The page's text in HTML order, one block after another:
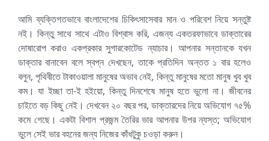
আমি ব্যক্তিগতভাবে বাংলাদেশের চিকিৎসাসেবার মান ও পরিবেশ নিয়ে সন্তুষ্ট
নই। কিন্তু সাথে সাথে এটাও বিশ্বাস করি, এজন্য একতরফাভাবে ডাক্তারের
দোষারোপ করাও একপ্রকার সুগারকোটেড ন্যাচার। আপনার সন্তানকে যখন
ডাক্তার বানাবেন বলে স্বপ্ন দেখছেন, তাকে প্রতিদিন অন্তত ১ বার হলেও
বলুন, পৃথিবীতে টাকাওয়ালা মানুষের অভাব নেই, কিন্তু মানুষের মতো মানুষ খুব খুব
কম। যা ইচ্ছা তা-ই হইয়ো, কিন্তু দিনশেষে মানুষ হতে ভুলো না। জীবনের
চাইতে বড় কিছু নেই। দেখবেন ২০ বছর পর, ডাক্তারদের নিয়ে অভিযোগ ৭৫%
কমে গেছে। একটা বিশাল প্রজন্ম তৈরির ভার আপনার উপর ন্যস্ত; অভিযোগ
ভুলে সেই ভার বহনের জন্য নিজের কাঁধটুকু চওড়া করুন।